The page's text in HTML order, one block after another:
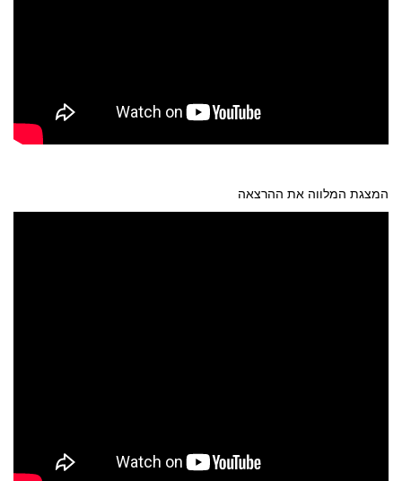
המצגת המלווה את ההרצאה